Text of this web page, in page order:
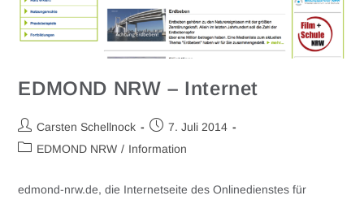
EDMOND NRW – Internet
Carsten Schellnock
7. Juli 2014
EDMOND NRW / Information
edmond-nrw.de, die Internetseite des Onlinedienstes für